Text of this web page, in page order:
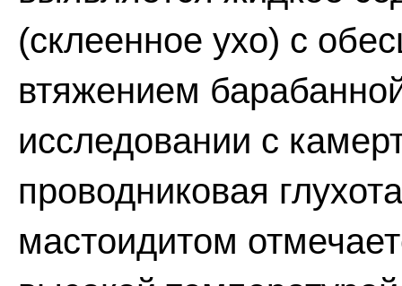
(склеенное ухо) с
втяжением
исследовании с
проводниковая
мастоидитом